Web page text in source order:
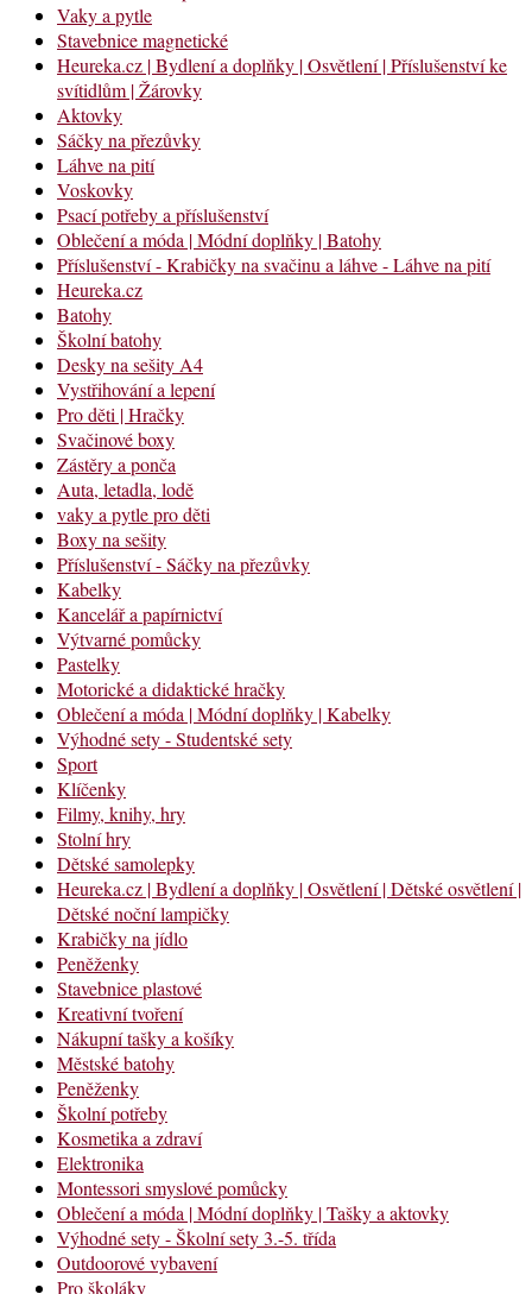
Vaky a pytle
Stavebnice magnetické
Heureka.cz | Bydlení a doplňky | Osvětlení | Příslušenství ke
svítidlům | Žárovky
Aktovky
Sáčky na přezůvky
Láhve na pití
Voskovky
Psací potřeby a příslušenství
Oblečení a móda | Módní doplňky | Batohy
Příslušenství - Krabičky na svačinu a láhve - Láhve na pití
Heureka.cz
Batohy
Školní batohy
Desky na sešity A4
Vystřihování a lepení
Pro děti | Hračky
Svačinové boxy
Zástěry a ponča
Auta, letadla, lodě
vaky a pytle pro děti
Boxy na sešity
Příslušenství - Sáčky na přezůvky
Kabelky
Kancelář a papírnictví
Výtvarné pomůcky
Pastelky
Motorické a didaktické hračky
Oblečení a móda | Módní doplňky | Kabelky
Výhodné sety - Studentské sety
Sport
Klíčenky
Filmy, knihy, hry
Stolní hry
Dětské samolepky
Heureka.cz | Bydlení a doplňky | Osvětlení | Dětské osvětlení |
Dětské noční lampičky
Krabičky na jídlo
Peněženky
Stavebnice plastové
Kreativní tvoření
Nákupní tašky a košíky
Městské batohy
Peněženky
Školní potřeby
Kosmetika a zdraví
Elektronika
Montessori smyslové pomůcky
Oblečení a móda | Módní doplňky | Tašky a aktovky
Výhodné sety - Školní sety 3.-5. třída
Outdoorové vybavení
Pro školáky